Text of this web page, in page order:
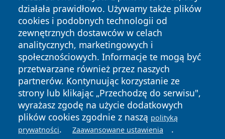
działała prawidłowo. Używamy także plików
cookies i podobnych technologii od
zewnętrznych dostawców w celach
analitycznych, marketingowych i
społecznościowych. Informacje te mogą być
przetwarzane również przez naszych
partnerów. Kontynuując korzystanie ze
strony lub klikając „Przechodzę do serwisu",
wyrażasz zgodę na użycie dodatkowych
plików cookies zgodnie z naszą polityką
prywatności. Zaawansowane ustawienia .
Copyright © 2026 echolegnica.pl Wszystkie prawa
zastrzeżone.
News Autorzy
Polityka
Prywatności
Polityka
Cookies